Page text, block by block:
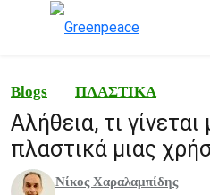
Blogs ΠΛΑΣΤΙΚΑ
Αλήθεια, τι γίνεται
πλαστικά μιας
Νίκος Χαραλαμπίδης